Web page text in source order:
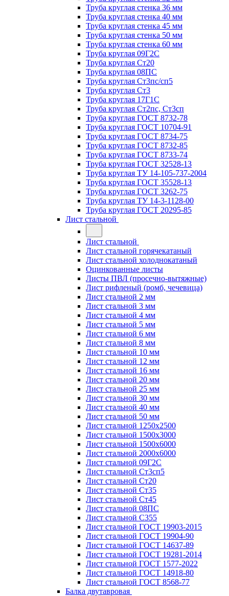
Труба круглая стенка 36 мм
Труба круглая стенка 40 мм
Труба круглая стенка 45 мм
Труба круглая стенка 50 мм
Труба круглая стенка 60 мм
Труба круглая 09Г2С
Труба круглая Ст20
Труба круглая 08ПС
Труба круглая Ст3пс/сп5
Труба круглая Ст3
Труба круглая 17Г1С
Труба круглая Ст2пс, Ст3сп
Труба круглая ГОСТ 8732-78
Труба круглая ГОСТ 10704-91
Труба круглая ГОСТ 8734-75
Труба круглая ГОСТ 8732-85
Труба круглая ГОСТ 8733-74
Труба круглая ГОСТ 32528-13
Труба круглая ТУ 14-105-737-2004
Труба круглая ГОСТ 35528-13
Труба круглая ГОСТ 3262-75
Труба круглая ТУ 14-3-1128-00
Труба круглая ГОСТ 20295-85
Лист стальной
Лист стальной
Лист стальной горячекатаный
Лист стальной холоднокатаный
Оцинкованные листы
Листы ПВЛ (просечно-вытяжные)
Лист рифленый (ромб, чечевица)
Лист стальной 2 мм
Лист стальной 3 мм
Лист стальной 4 мм
Лист стальной 5 мм
Лист стальной 6 мм
Лист стальной 8 мм
Лист стальной 10 мм
Лист стальной 12 мм
Лист стальной 16 мм
Лист стальной 20 мм
Лист стальной 25 мм
Лист стальной 30 мм
Лист стальной 40 мм
Лист стальной 50 мм
Лист стальной 1250х2500
Лист стальной 1500х3000
Лист стальной 1500х6000
Лист стальной 2000х6000
Лист стальной 09Г2С
Лист стальной Ст3сп5
Лист стальной Ст20
Лист стальной Ст35
Лист стальной Ст45
Лист стальной 08ПС
Лист стальной С355
Лист стальной ГОСТ 19903-2015
Лист стальной ГОСТ 19904-90
Лист стальной ГОСТ 14637-89
Лист стальной ГОСТ 19281-2014
Лист стальной ГОСТ 1577-2022
Лист стальной ГОСТ 14918-80
Лист стальной ГОСТ 8568-77
Балка двутавровая